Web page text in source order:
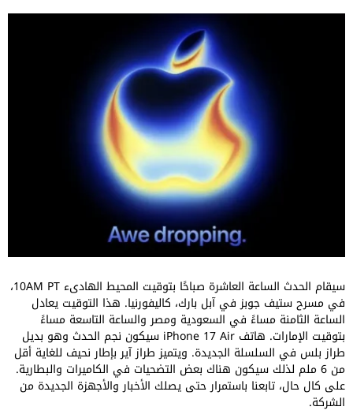
سيقام الحدث الساعة العاشرة صباحًا بتوقيت المحيط الهادىء 10AM PT،
في مسرح ستيف جوبز في آبل بارك، كاليفورنيا. هذا التوقيت يعادل
الساعة الثامنة مساءً في السعودية ومصر والساعة التاسعة مساءً
بتوقيت الإمارات. هاتف iPhone 17 Air سيكون نجم الحدث وهو بديل
طراز بلس في السلسلة الجديدة. ويتميز طراز آير بإطار نحيف للغاية أقل
من 6 ملم لذلك سيكون هناك بعض التضحيات في الكاميرات والبطارية.
على كال حال، تابعنا باستمرار حتى يصلك الأخبار والأجهزة الجديدة من
الشركة.